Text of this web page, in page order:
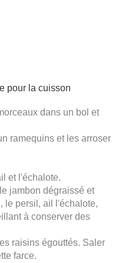
pour la cuisson
dans un bol et
ramequins et les arroser
et l'échalote.
jambon dégraissé et
le persil, ail l'échalote,
à conserver des
raisins égouttés. Saler
farce.